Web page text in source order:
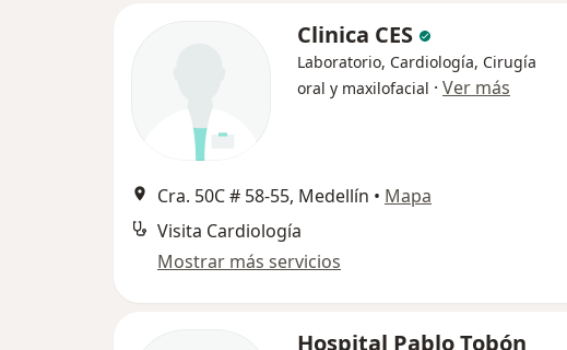
Clinica CES
Laboratorio, Cardiología, Cirugía
oral y maxilofacial · Ver más
Cra. 50C # 58-55, Medellín • Mapa
Visita Cardiología
Mostrar más servicios
Hospital Pablo Tobón